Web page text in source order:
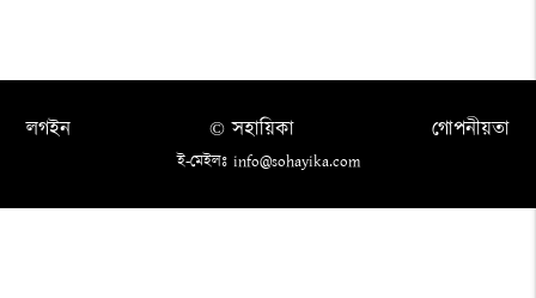
লগইন গোপনীয়তা
© সহায়িকা
ই-মেইলঃ info@sohayika.com